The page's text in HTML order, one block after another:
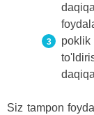
Siz tampon